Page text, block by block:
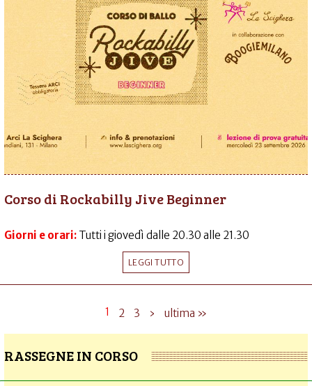
Corso di Rockabilly Jive Beginner
Giorni e orari: Tutti i giovedì dalle 20.30 alle 21.30
LEGGI TUTTO
1 2 3 › ultima »
RASSEGNE IN CORSO